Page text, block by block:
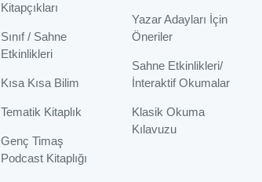
Kitapçıkları
Sınıf / Sahne
Etkinlikleri
Kısa Kısa Bilim
Tematik Kitaplık
Genç Timaş
Podcast Kitaplığı
Yazar Adayları İçin
Öneriler
Sahne Etkinlikleri/
İnteraktif Okumalar
Klasik Okuma
Kılavuzu